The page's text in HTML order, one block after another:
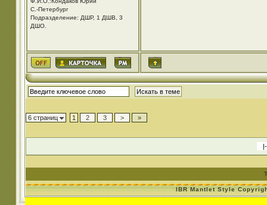
С.-Петербург
Подразделение: ДШР, 1 ДШВ, 3
ДШО.
6 страниц 1 2 3 > »
IBR Mantlet Style